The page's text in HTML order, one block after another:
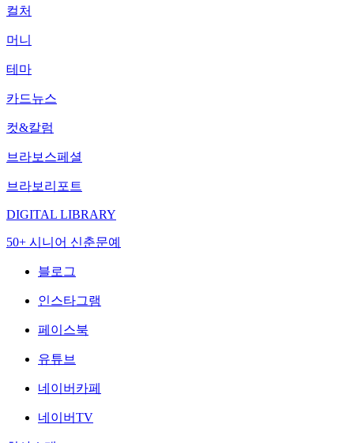
컬처
머니
테마
카드뉴스
컷&칼럼
브라보스페셜
브라보리포트
DIGITAL LIBRARY
50+ 시니어 신춘문예
블로그
인스타그램
페이스북
유튜브
네이버카페
네이버TV